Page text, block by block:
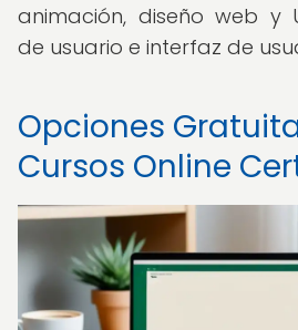
animación, diseño web y
de usuario e interfaz de
Opciones
Cursos Online